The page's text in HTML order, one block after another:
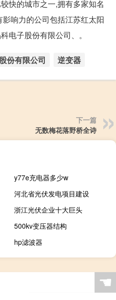
快的城市之一,拥有多家知名
响力的公司包括江苏红太阳
电子股份有限公司、。
股份有限公司 逆变器
下一篇
无数梅花落野桥全诗
y77e充电器多少w
河北省光伏发电项目建设
浙江光伏企业十大巨头
500kv变压器结构
hp滤波器
☚